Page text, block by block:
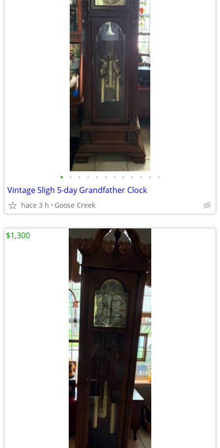
• • • • • • • • • • • •
Vintage Sligh 5-day Grandfather Clock
hace 3 h Goose Creek
$1,300